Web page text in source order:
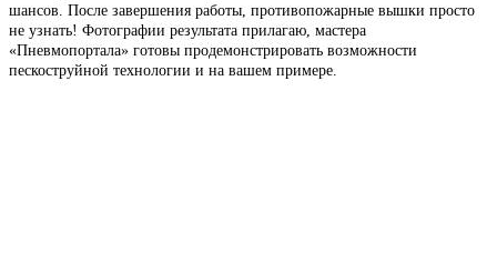
шансов. После завершения работы, противопожарные вышки просто
не узнать! Фотографии результата прилагаю, мастера
«Пневмопортала» готовы продемонстрировать возможности
пескоструйной технологии и на вашем примере.